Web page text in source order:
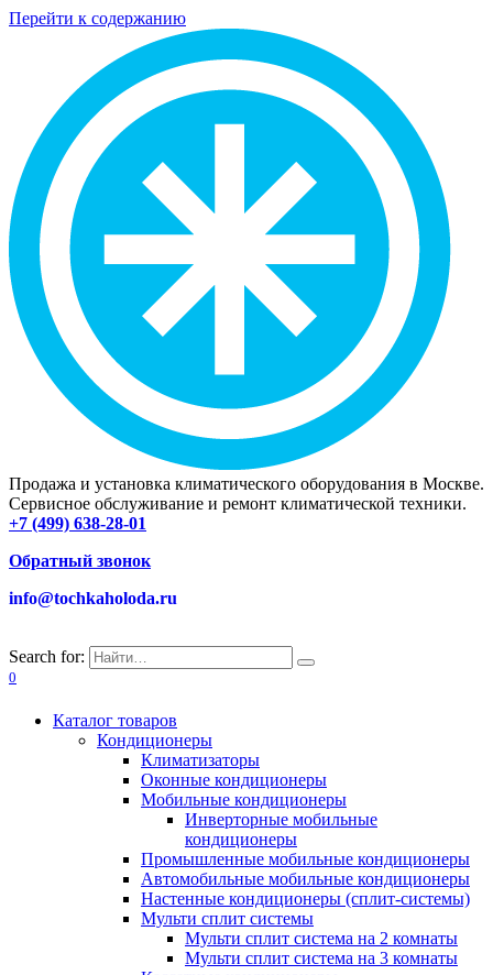
Перейти к содержанию
Продажа и установка климатического оборудования в Москве.
Сервисное обслуживание и ремонт климатической техники.
+7 (499) 638-28-01
Обратный звонок
info@tochkaholoda.ru
Search for:
0
Каталог товаров
Кондиционеры
Климатизаторы
Оконные кондиционеры
Мобильные кондиционеры
Инверторные мобильные
кондиционеры
Промышленные мобильные кондиционеры
Автомобильные мобильные кондиционеры
Настенные кондиционеры (сплит-системы)
Мульти сплит системы
Мульти сплит система на 2 комнаты
Мульти сплит система на 3 комнаты